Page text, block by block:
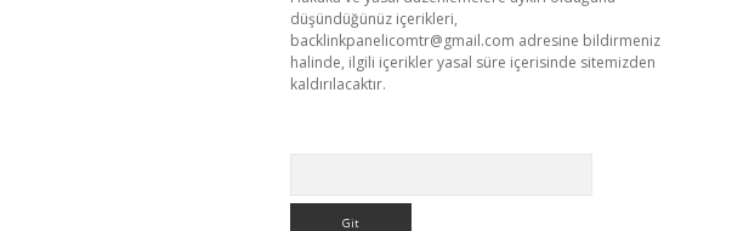
düşündüğünüz içerikleri,
backlinkpanelicomtr@gmail.com adresine bildirmeniz
halinde, ilgili içerikler yasal süre içerisinde sitemizden
kaldırılacaktır.